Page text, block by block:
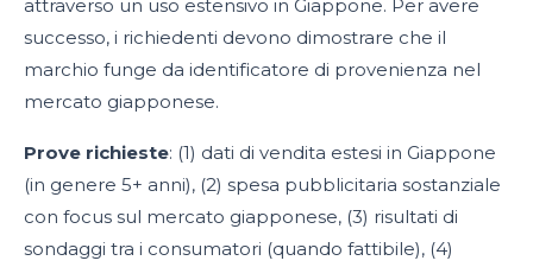
attraverso un uso estensivo in Giappone. Per avere
successo, i richiedenti devono dimostrare che il
marchio funge da identificatore di provenienza nel
mercato giapponese.
Prove richieste: (1) dati di vendita estesi in Giappone
(in genere 5+ anni), (2) spesa pubblicitaria sostanziale
con focus sul mercato giapponese, (3) risultati di
sondaggi tra i consumatori (quando fattibile), (4)